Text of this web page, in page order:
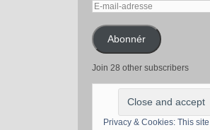
E-
adresseAbonnér
Join 28 other subscribers
Privacy & Cookies: This site